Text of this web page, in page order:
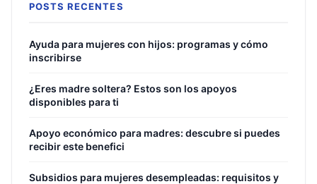
POSTS RECENTES
Ayuda para mujeres con hijos: programas y cómo
inscribirse
¿Eres madre soltera? Estos son los apoyos
disponibles para ti
Apoyo económico para madres: descubre si puedes
recibir este benefici
Subsidios para mujeres desempleadas: requisitos y